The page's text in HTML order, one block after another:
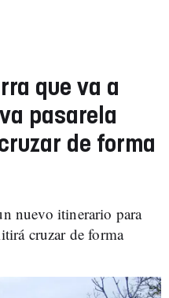
que va a
pasarela
de forma
nuevo itinerario para
cruzar de forma